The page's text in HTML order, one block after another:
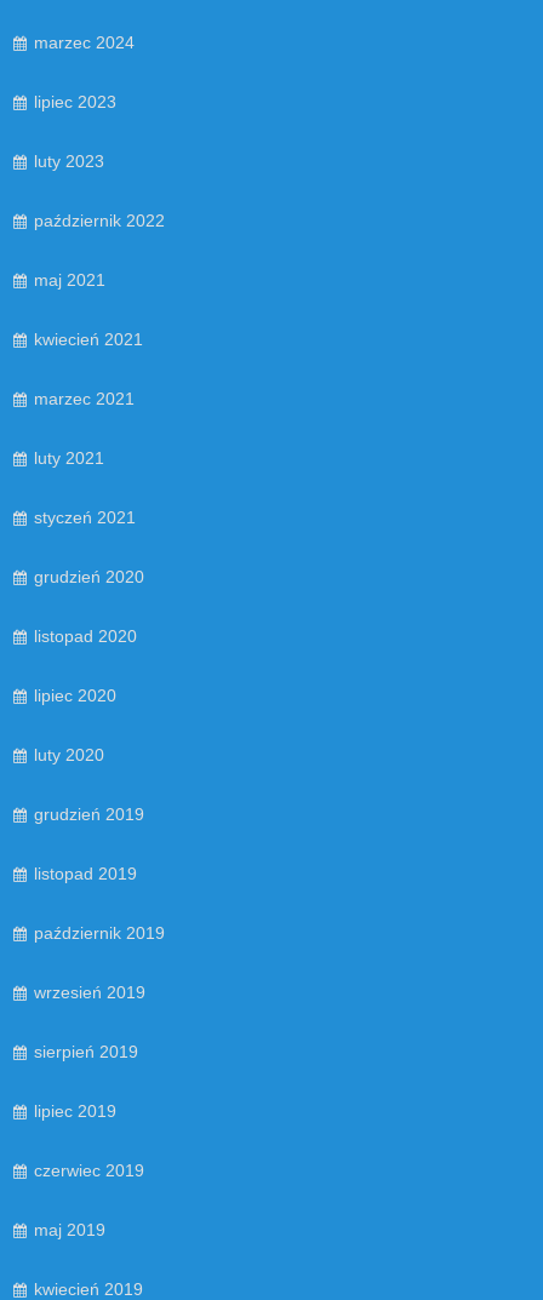
marzec 2024
lipiec 2023
luty 2023
październik 2022
maj 2021
kwiecień 2021
marzec 2021
luty 2021
styczeń 2021
grudzień 2020
listopad 2020
lipiec 2020
luty 2020
grudzień 2019
listopad 2019
październik 2019
wrzesień 2019
sierpień 2019
lipiec 2019
czerwiec 2019
maj 2019
kwiecień 2019